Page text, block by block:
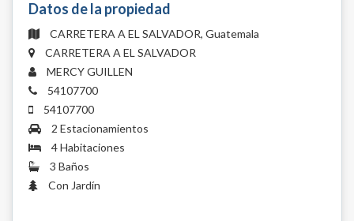
Datos de la propiedad
CARRETERA A EL SALVADOR, Guatemala
CARRETERA A EL SALVADOR
MERCY GUILLEN
54107700
54107700
2 Estacionamientos
4 Habitaciones
3 Baños
Con Jardín